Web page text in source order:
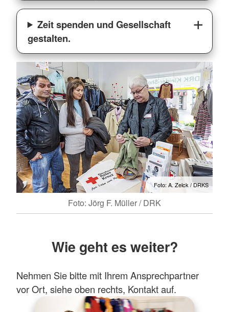
Zeit spenden und Gesellschaft
gestalten.
Foto: A. Zelck / DRKS
Foto: Jörg F. Müller / DRK
Wie geht es weiter?
Nehmen Sie bitte mit Ihrem Ansprechpartner
vor Ort, siehe oben rechts, Kontakt auf.